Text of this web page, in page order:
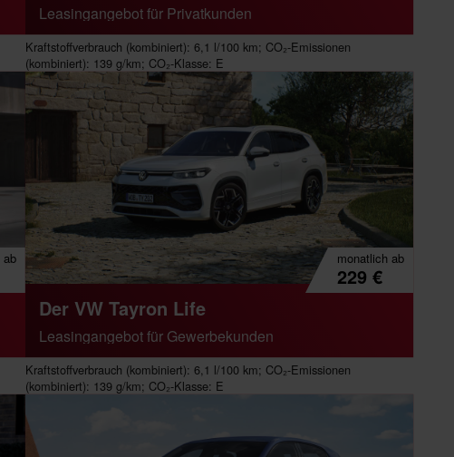
Leasingangebot für Privatkunden
Kraftstoffverbrauch (kombiniert): 6,1 l/100 km; CO₂-Emissionen
(kombiniert): 139 g/km; CO₂-Klasse: E
ab monatlich ab
229 €
Der VW Tayron Life
Leasingangebot für Gewerbekunden
Kraftstoffverbrauch (kombiniert): 6,1 l/100 km; CO₂-Emissionen
(kombiniert): 139 g/km; CO₂-Klasse: E